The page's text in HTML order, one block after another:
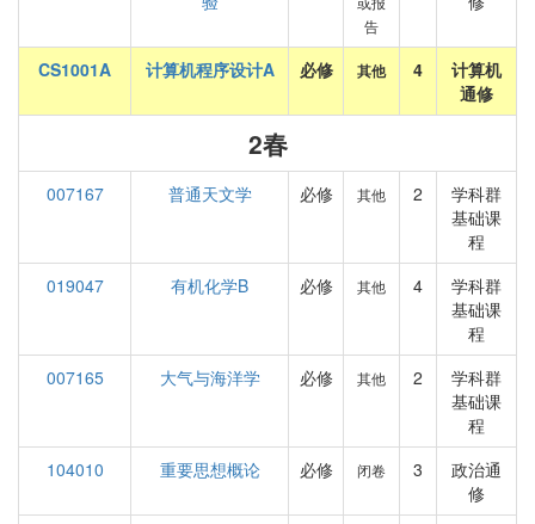
告
CS1001A 计算机程序设计A 必修 其他 4
计算机
通修
2春
007167 普通天文学 必修 其他 2
学科群
基础课
程
019047
有机化学B 必修 其他 4
学科群
基础课
程
007165
大气与海洋学 必修 其他 2
学科群
基础课
程
104010
重要思想概论 必修 闭卷 3
政治通
修